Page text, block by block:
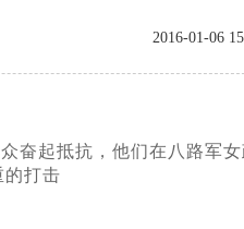
2016-01-06
奋起抵抗，他们在八路军
的打击